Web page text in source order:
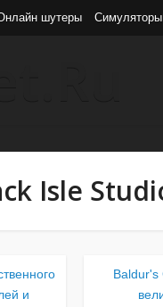
шутеры Симуляторы
Isle
и
Baldur's